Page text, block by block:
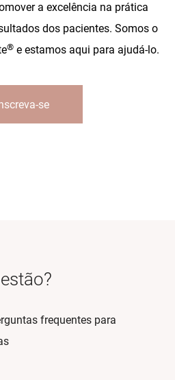
a excelência na prática
dos pacientes. Somos o
® e estamos aqui para ajudá-lo.
se
frequentes para